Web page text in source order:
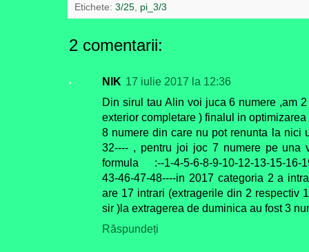
Etichete: 3/25 pi_3/3
2 comentarii:
NIK 17 iulie 2017 la 12:36
Din sirul tau Alin voi juca 6 numere ,am
exterior completare ) finalul in
8 numere din care nu pot renunta la nici
32---- , pentru joi joc 7 numere pe una
formula :--1-4-5-6-8-9-10-12-13-15-16-
43-46-47-48----in 2017 categoria 2 a
are 17 intrari (extragerile din 2 respectiv
sir )la extragerea de duminica au fost 3
Răspundeți